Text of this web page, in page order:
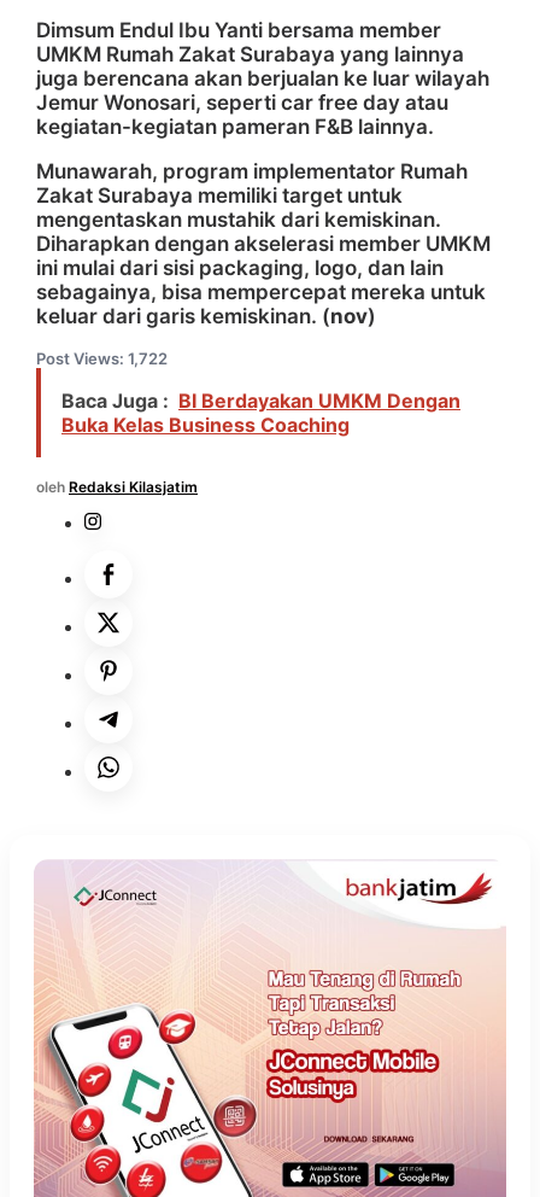
Dimsum Endul Ibu Yanti bersama member
UMKM Rumah Zakat Surabaya yang lainnya
juga berencana akan berjualan ke luar wilayah
Jemur Wonosari, seperti car free day atau
kegiatan-kegiatan pameran F&B lainnya.
Munawarah, program implementator Rumah
Zakat Surabaya memiliki target untuk
mengentaskan mustahik dari kemiskinan.
Diharapkan dengan akselerasi member UMKM
ini mulai dari sisi packaging, logo, dan lain
sebagainya, bisa mempercepat mereka untuk
keluar dari garis kemiskinan. (nov)
Post Views: 1,722
Baca Juga : BI Berdayakan UMKM Dengan
Buka Kelas Business Coaching
oleh Redaksi Kilasjatim